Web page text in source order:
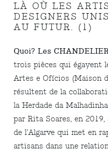
LÀ OÙ LES
DESIGNERS
AU FUTUR. (1)
Quoi? Les
trois pièces qui égayent
Artes e Ofícios (Maison
résultent de la
la Herdade da
par Rita Soares, en
de l’Algarve qui met en
artisans dans une